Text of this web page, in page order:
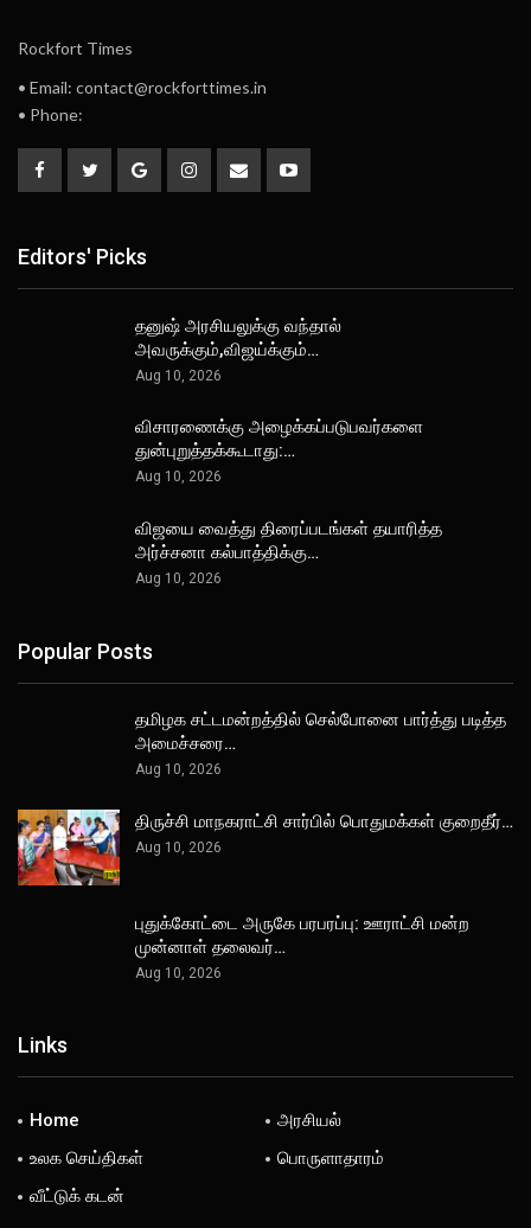
Rockfort Times
• Email: contact@rockforttimes.in
• Phone:
Editors' Picks
தனுஷ் அரசியலுக்கு வந்தால்
அவருக்கும்,விஜய்க்கும்…
Aug 10, 2026
விசாரணைக்கு அழைக்கப்படுபவர்களை
துன்புறுத்தக்கூடாது:…
Aug 10, 2026
விஜயை வைத்து திரைப்படங்கள் தயாரித்த
அர்ச்சனா கல்பாத்திக்கு…
Aug 10, 2026
Popular Posts
தமிழக சட்டமன்றத்தில் செல்போனை பார்த்து படித்த
அமைச்சரை…
Aug 10, 2026
திருச்சி மாநகராட்சி சார்பில் பொதுமக்கள் குறைதீர்…
Aug 10, 2026
புதுக்கோட்டை அருகே பரபரப்பு: ஊராட்சி மன்ற
முன்னாள் தலைவர்…
Aug 10, 2026
Links
Home
அரசியல்
உலக செய்திகள்
பொருளாதாரம்
வீட்டுக் கடன்